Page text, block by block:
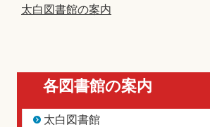
太白図書館の案内
各図書館の案内
太白図書館